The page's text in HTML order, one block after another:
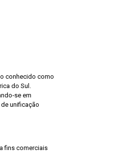
conhecido como
do Sul.
em
unificação
fins comerciais